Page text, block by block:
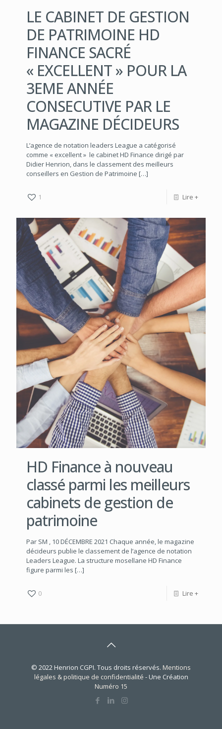
LE CABINET DE GESTION
DE PATRIMOINE HD
FINANCE SACRÉ
« EXCELLENT » POUR LA
3EME ANNÉE
CONSECUTIVE PAR LE
MAGAZINE DÉCIDEURS
L’agence de notation leaders League a catégorisé
comme « excellent » le cabinet HD Finance dirigé par
Didier Henrion, dans le classement des meilleurs
conseillers en Gestion de Patrimoine […]
1 Lire +
HD Finance à nouveau
classé parmi les meilleurs
cabinets de gestion de
patrimoine
Par SM , 10 DÉCEMBRE 2021 Chaque année, le magazine
décideurs publie le classement de l’agence de notation
Leaders League. La structure mosellane HD Finance
figure parmi les […]
0 Lire +
© 2022 Henrion CGPI. Tous droits réservés. Mentions
légales & politique de confidentialité - Une Création
Numéro 15